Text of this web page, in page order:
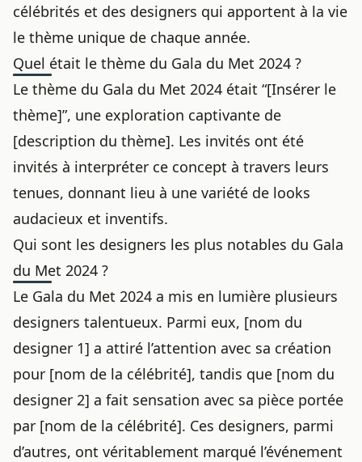
célébrités et des designers qui apportent à la vie
le thème unique de chaque année.
Quel était le thème du Gala du Met 2024 ?
Le thème du Gala du Met 2024 était “[Insérer le
thème]”, une exploration captivante de
[description du thème]. Les invités ont été
invités à interpréter ce concept à travers leurs
tenues, donnant lieu à une variété de looks
audacieux et inventifs.
Qui sont les designers les plus notables du Gala
du Met 2024 ?
Le Gala du Met 2024 a mis en lumière plusieurs
designers talentueux. Parmi eux, [nom du
designer 1] a attiré l’attention avec sa création
pour [nom de la célébrité], tandis que [nom du
designer 2] a fait sensation avec sa pièce portée
par [nom de la célébrité]. Ces designers, parmi
d’autres, ont véritablement marqué l’événement